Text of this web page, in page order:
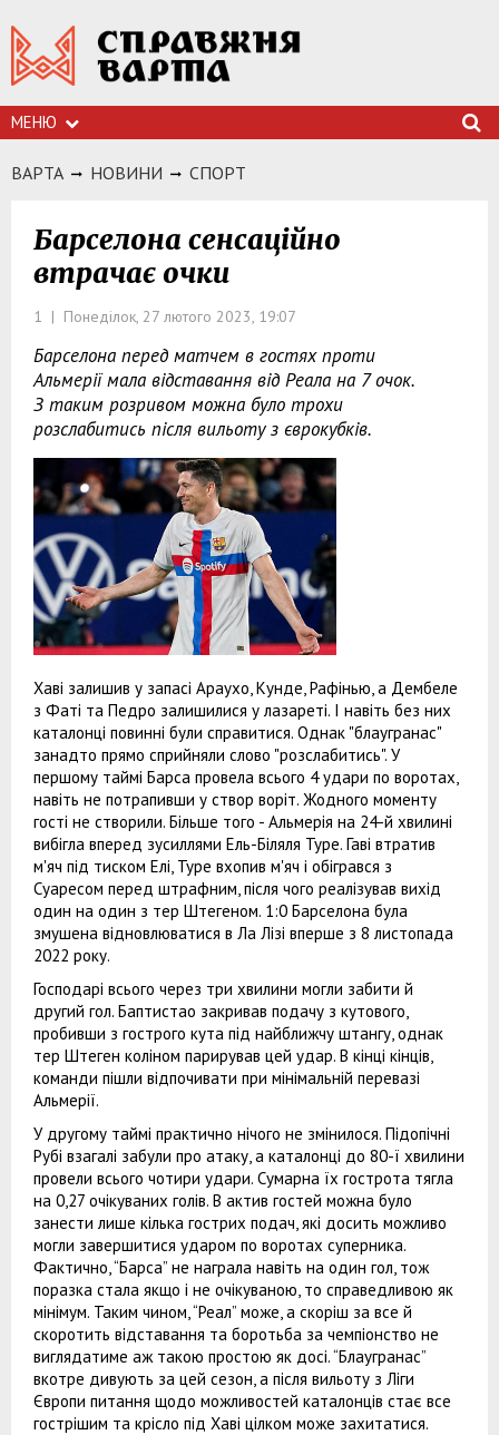
МЕНЮ
ВАРТА НОВИНИ СПОРТ
Барселона сенсаційно
втрачає очки
1 | Понеділок, 27 лютого 2023, 19:07
Барселона перед матчем в гостях проти
Альмерії мала відставання від Реала на 7 очок.
З таким розривом можна було трохи
розслабитись після вильоту з єврокубків.
Хаві залишив у запасі Араухо, Кунде, Рафінью, а Дембеле
з Фаті та Педро залишилися у лазареті. І навіть без них
каталонці повинні були справитися. Однак "блаугранас"
занадто прямо сприйняли слово "розслабитись". У
першому таймі Барса провела всього 4 удари по воротах,
навіть не потрапивши у створ воріт. Жодного моменту
гості не створили. Більше того - Альмерія на 24-й хвилині
вибігла вперед зусиллями Ель-Біляля Туре. Гаві втратив
м'яч під тиском Елі, Туре вхопив м'яч і обігрався з
Суаресом перед штрафним, після чого реалізував вихід
один на один з тер Штегеном. 1:0 Барселона була
змушена відновлюватися в Ла Лізі вперше з 8 листопада
2022 року.
Господарі всього через три хвилини могли забити й
другий гол. Баптистао закривав подачу з кутового,
пробивши з гострого кута під найближчу штангу, однак
тер Штеген коліном парирував цей удар. В кінці кінців,
команди пішли відпочивати при мінімальній перевазі
Альмерії.
У другому таймі практично нічого не змінилося. Підопічні
Рубі взагалі забули про атаку, а каталонці до 80-ї хвилини
провели всього чотири удари. Сумарна їх гострота тягла
на 0,27 очікуваних голів. В актив гостей можна було
занести лише кілька гострих подач, які досить можливо
могли завершитися ударом по воротах суперника.
Фактично, “Барса” не награла навіть на один гол, тож
поразка стала якщо і не очікуваною, то справедливою як
мінімум. Таким чином, “Реал” може, а скоріш за все й
скоротить відставання та боротьба за чемпіонство не
виглядатиме аж такою простою як досі. “Блаугранас”
вкотре дивують за цей сезон, а після вильоту з Ліги
Європи питання щодо можливостей каталонців стає все
гострішим та крісло під Хаві цілком може захитатися.